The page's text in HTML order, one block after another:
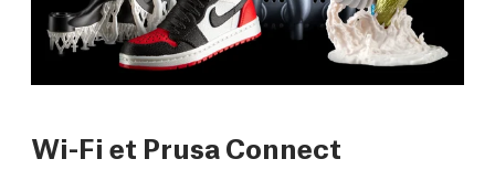
Wi-Fi et Prusa Connect